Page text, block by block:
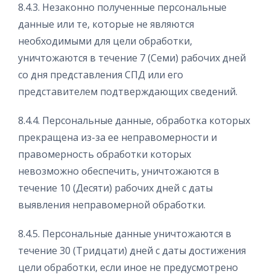
8.4.3. Незаконно полученные персональные
данные или те, которые не являются
необходимыми для цели обработки,
уничтожаются в течение 7 (Семи) рабочих дней
со дня представления СПД или его
представителем подтверждающих сведений.
8.4.4. Персональные данные, обработка которых
прекращена из-за ее неправомерности и
правомерность обработки которых
невозможно обеспечить, уничтожаются в
течение 10 (Десяти) рабочих дней с даты
выявления неправомерной обработки.
8.4.5. Персональные данные уничтожаются в
течение 30 (Тридцати) дней с даты достижения
цели обработки, если иное не предусмотрено